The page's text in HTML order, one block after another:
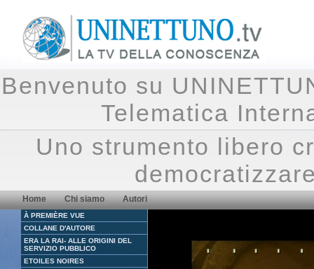
Benvenuto su
Telematica
Uno strumento libero
Home Chi siamo Autori
À PREMIÈRE VUE
COLLANE D'AUTORE
ERA LA RAI- ALLE ORIGINI DEL
SERVIZIO PUBBLICO
ETOILES NOIRES